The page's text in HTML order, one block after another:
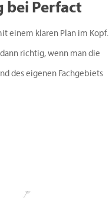
bei Perfact
einem klaren Plan im Kopf.
richtig, wenn man die
des eigenen Fachgebiets